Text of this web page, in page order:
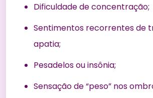
Dificuldade de concentração;
Sentimentos recorrentes de
apatia;
Pesadelos ou insônia;
Sensação de “peso” nos